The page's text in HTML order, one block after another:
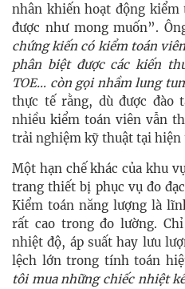
nhân khiến hoạt động kiểm
được như mong muốn”.
chứng kiến có kiểm toán
phân biệt được các kiến
TOE… còn gọi nhầm lung
thực tế rằng, dù được đào
nhiều kiểm toán viên vẫn
trải nghiệm kỹ thuật tại hiện
Một hạn chế khác của khu
trang thiết bị phục vụ đo
Kiểm toán năng lượng là
rất cao trong đo lường.
nhiệt độ, áp suất hay lưu
lệch lớn trong tính toán
tôi mua những chiếc nhiệt